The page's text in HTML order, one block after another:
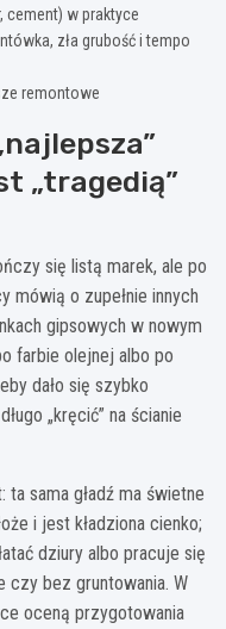
cement) w praktyce
zła grubość i tempo
remontowe
„tragedią”
się listą marek, ale po
mówią o zupełnie innych
gipsowych w nowym
farbie olejnej albo po
dało się szybko
„kręcić” na ścianie
sama gładź ma świetne
i jest kładziona cienko;
dziury albo pracuje się
czy bez gruntowania. W
oceną przygotowania